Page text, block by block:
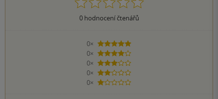
0hodnocení čtenářů
0×
5 hvězdiček
0×
4 hvězdičky
0×
3 hvězdičky
0×
2 hvězdičky
0×
1 hvezdička